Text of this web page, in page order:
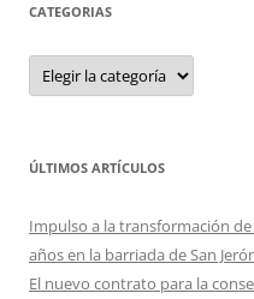
CATEGORIAS
Categorias
ÚLTIMOS ARTÍCULOS
Impulso a la transformación
años en la barriada de San
El nuevo contrato para la